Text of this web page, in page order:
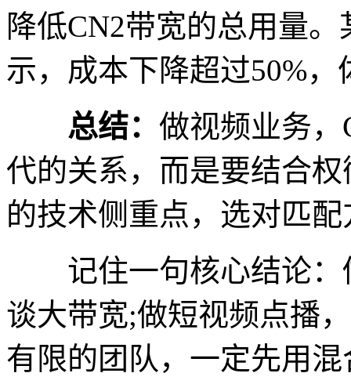
降低CN2带宽的总用量
示，成本下降超过50%
总结： 做视频业务
代的关系，而是要结合
的技术侧重点，选对匹
记住一句核心结论：
谈大带宽;做短视频点播
有限的团队，一定先用